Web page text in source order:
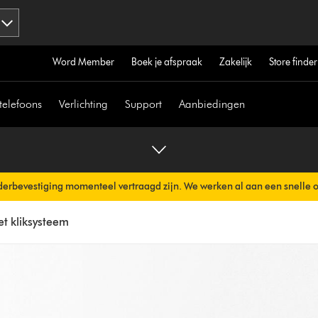
Word Member Boek je afspraak Zakelijk Store finder
Verlichting Support Aanbiedingen
momenteel vertraagd zijn. We werken al aan een snelle
kliksysteem